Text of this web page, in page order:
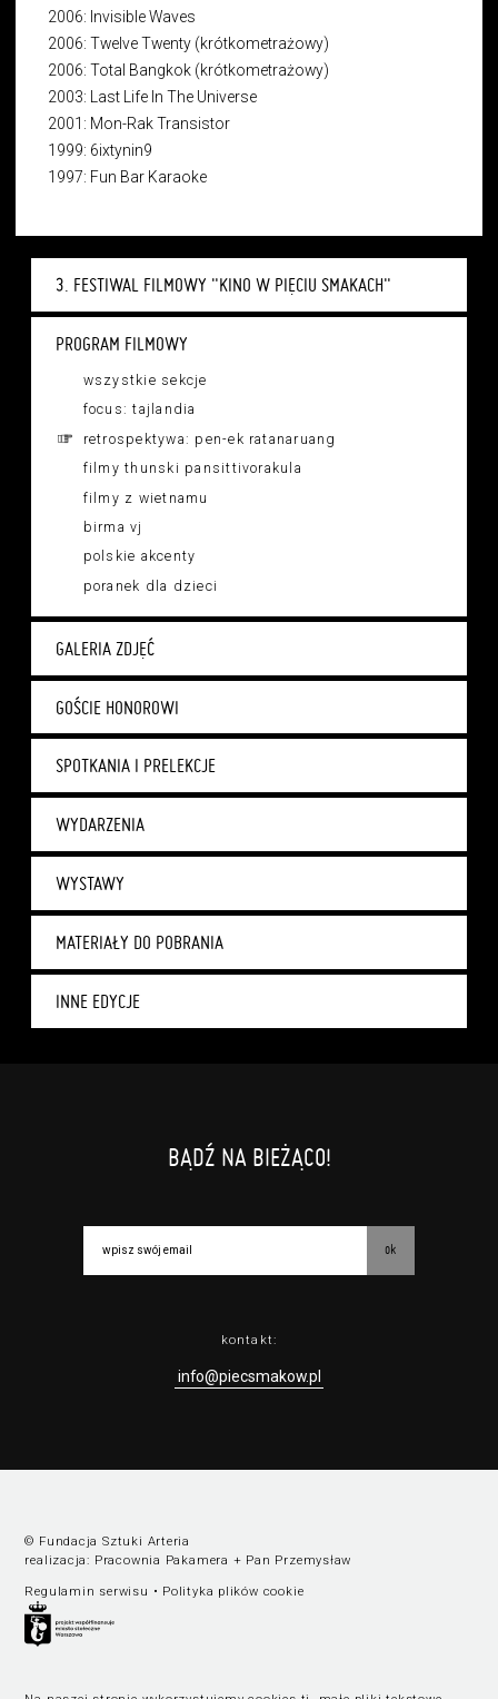
3. FESTIWAL FILMOWY "KINO W PIĘCIU SMAKACH"
PROGRAM FILMOWY
wszystkie sekcje
focus: tajlandia
retrospektywa: pen-ek ratanaruang
filmy thunski pansittivorakula
filmy z wietnamu
birma vj
polskie akcenty
poranek dla dzieci
GALERIA ZDJĘĆ
GOŚCIE HONOROWI
SPOTKANIA I PRELEKCJE
WYDARZENIA
WYSTAWY
MATERIAŁY DO POBRANIA
INNE EDYCJE
2006: Invisible Waves
2006: Twelve Twenty (krótkometrażowy)
2006: Total Bangkok (krótkometrażowy)
2003: Last Life In The Universe
2001: Mon-Rak Transistor
1999: 6ixtynin9
1997: Fun Bar Karaoke
BĄDŹ NA BIEŻĄCO!
ok
kontakt:
info@piecsmakow.pl
© Fundacja Sztuki Arteria
realizacja: Pracownia Pakamera + Pan Przemysław
Regulamin serwisu • Polityka plików cookie